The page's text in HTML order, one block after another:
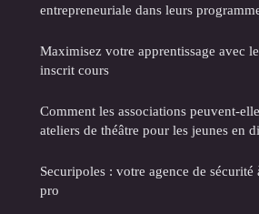
entrepreneuriale dans leurs
Maximisez votre apprentissage avec
inscrit cours
Comment les associations peuvent-
ateliers de théâtre pour les jeunes en
Securipoles : votre agence de
pro